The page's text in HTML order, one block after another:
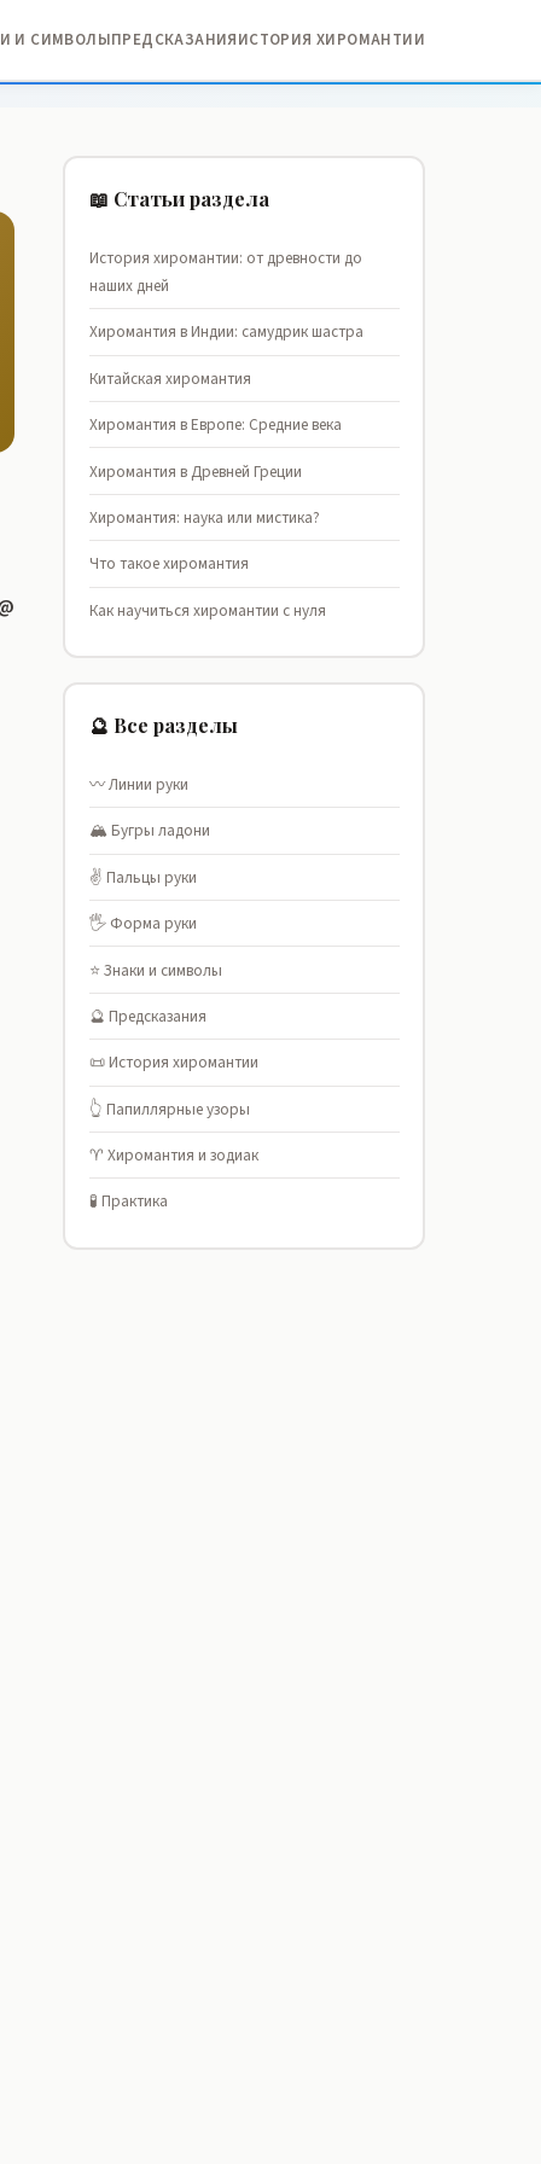
И СИМВОЛЫПРЕДСКАЗАНИЯИСТОРИЯ ХИРОМАНТИИ
📖 Статьи раздела
История хиромантии: от древности до
наших дней
Хиромантия в Индии: самудрик шастра
Китайская хиромантия
Хиромантия в Европе: Средние века
Хиромантия в Древней Греции
Хиромантия: наука или мистика?
Что такое хиромантия
Как научиться хиромантии с нуля
🔮 Все разделы
〰️ Линии руки
🏔️ Бугры ладони
✌️ Пальцы руки
🖐️ Форма руки
⭐ Знаки и символы
🔮 Предсказания
📜 История хиромантии
👆 Папиллярные узоры
♈ Хиромантия и зодиак
🧪 Практика